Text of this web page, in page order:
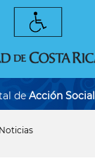
de Acción Social
Noticias